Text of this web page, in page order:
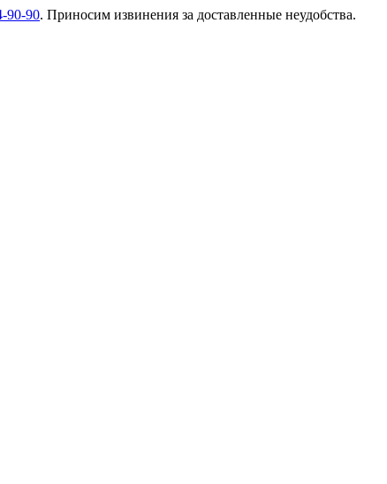
90-90. Приносим извинения за доставленные неудобства.